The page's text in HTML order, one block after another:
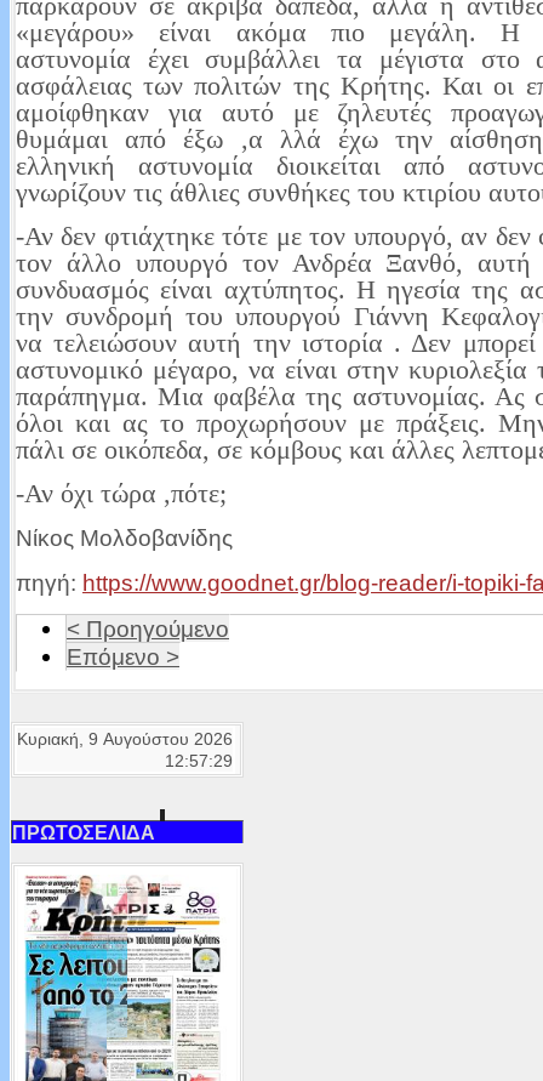
«μεγάρου» είναι ακόμα πιο μεγάλη. Η
αστυνομία έχει συμβάλλει τα μέγιστα στο
ασφάλειας των πολιτών της Κρήτης. Και οι
αμοίφθηκαν για αυτό με ζηλευτές
θυμάμαι από έξω ,α λλά έχω την
ελληνική αστυνομία διοικείται από
γνωρίζουν τις άθλιες συνθήκες του κτιρίου
-Αν δεν φτιάχτηκε τότε με τον υπουργό, αν δεν
τον άλλο υπουργό τον Ανδρέα Ξανθό,
συνδυασμός είναι αχτύπητος. Η ηγεσία της
την συνδρομή του υπουργού Γιάννη
να τελειώσουν αυτή την ιστορία . Δεν
αστυνομικό μέγαρο, να είναι στην κυριολεξία
παράπηγμα. Μια φαβέλα της αστυνομίας. Ας
όλοι και ας το προχωρήσουν με πράξεις.
πάλι σε οικόπεδα, σε κόμβους και άλλες
-Αν όχι τώρα ,πότε;
Νίκος Μολδοβανίδης
πηγή: https://www.goodnet.gr/blog-reader/i-topiki-
< Προηγούμενο
Επόμενο >
Κυριακή, 9 Αυγούστου 2026
12:57:29
ΠΡΩΤΟΣΕΛΙΔΑ